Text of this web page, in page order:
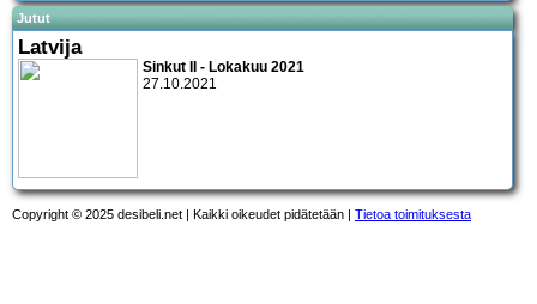
Jutut
Latvija
Sinkut II - Lokakuu 2021
27.10.2021
Copyright © 2025 desibeli.net | Kaikki oikeudet pidätetään | Tietoa toimituksesta